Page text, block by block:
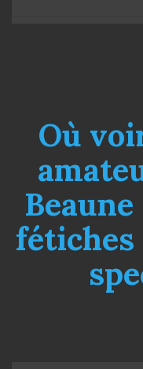
Où
fétiches